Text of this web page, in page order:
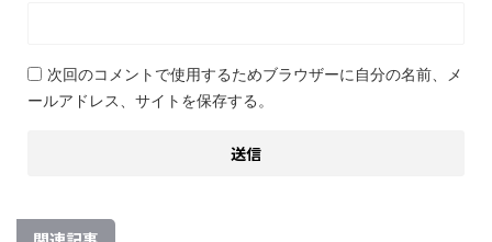
次回のコメントで使用するためブラウザーに自分の名前、メ
ールアドレス、サイトを保存する。